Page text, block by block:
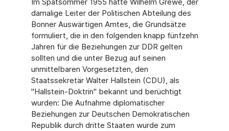
damalige Leiter der Politischen Abteilung des
Bonner Auswärtigen Amtes, die Grundsätze
formuliert, die in den folgenden knapp fünfzehn
Jahren für die Beziehungen zur DDR gelten
sollten und die unter Bezug auf seinen
unmittelbaren Vorgesetzten, den
Staatssekretär Walter Hallstein (CDU), als
"Hallstein-Doktrin" bekannt und berüchtigt
wurden: Die Aufnahme diplomatischer
Beziehungen zur Deutschen Demokratischen
Republik durch dritte Staaten wurde zum